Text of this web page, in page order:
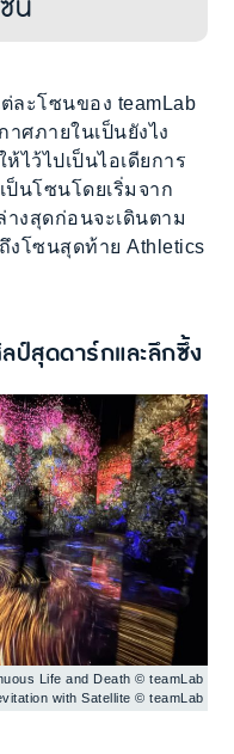
น
ละโซนของ teamLab
าศภายในเป็นยังไง
ไว้ไปเป็นไอเดียการ
นโซนโดยเริ่มจาก
งสุดก่อนจะเดินตาม
งโซนสุดท้าย Athletics
ป์สุดดาร์กและลึกซึ้ง
Life and Death © teamLab
with Satellite © teamLab